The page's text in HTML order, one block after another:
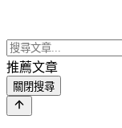
推薦文章
關閉搜尋